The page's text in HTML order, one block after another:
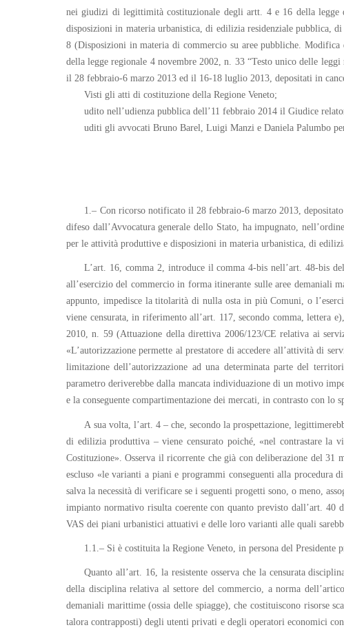
nei giudizi di legittimità costituzionale degli artt. 4 e 16 della legge
disposizioni in materia urbanistica, di edilizia residenziale pubblica,
8 (Disposizioni in materia di commercio su aree pubbliche.
della legge regionale 4 novembre 2002, n. 33 “Testo unico delle
il 28 febbraio-6 marzo 2013 ed il 16-18 luglio 2013, depositati in
Visti gli atti di costituzione della Regione Veneto;
udito nell’udienza pubblica dell’11 febbraio 2014 il Giudice
uditi gli avvocati Bruno Barel, Luigi Manzi e Daniela Palumbo
1.– Con ricorso notificato il 28 febbraio-6 marzo 2013,
difeso dall’Avvocatura generale dello Stato, ha impugnato,
per le attività produttive e disposizioni in materia urbanistica, di
L’art. 16, comma 2, introduce il comma 4-bis nell’art. 48-bis
all’esercizio del commercio in forma itinerante sulle aree demaniali
appunto, impedisce la titolarità di nulla osta in più Comuni, o
viene censurata, in riferimento all’art. 117, secondo comma, lettera
2010, n. 59 (Attuazione della direttiva 2006/123/CE relativa ai
«L’autorizzazione permette al prestatore di accedere all’attività di
limitazione dell’autorizzazione ad una determinata parte del
parametro deriverebbe dalla mancata individuazione di un motivo
e la conseguente compartimentazione dei mercati, in contrasto con
A sua volta, l’art. 4 – che, secondo la prospettazione,
di edilizia produttiva – viene censurato poiché, «nel contrastare la
Costituzione». Osserva il ricorrente che già con deliberazione del 31
escluso «le varianti a piani e programmi conseguenti alla procedura
salva la necessità di verificare se i seguenti progetti sono, o meno,
impianto normativo risulta coerente con quanto previsto dall’art. 40
VAS dei piani urbanistici attuativi e delle loro varianti alle quali
1.1.– Si è costituita la Regione Veneto, in persona del
Quanto all’art. 16, la resistente osserva che la censurata
della disciplina relativa al settore del commercio, a norma
demaniali marittime (ossia delle spiagge), che costituiscono risorse
talora contrapposti) degli utenti privati e degli operatori economici